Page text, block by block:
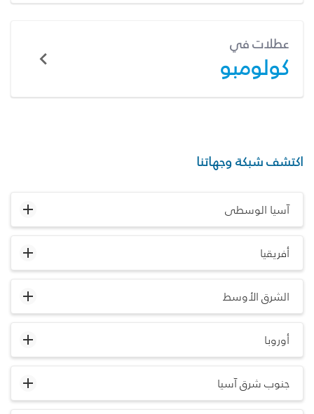
عطلات في
كولومبو
اكتشف شبكة وجهاتنا
آسيا الوسطى
أفريقيا
الشرق الأوسط
أوروبا
جنوب شرق آسيا